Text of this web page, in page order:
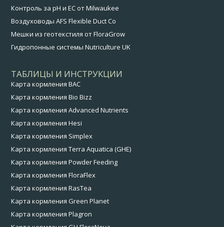
Контроль за pH и EC от Milwaukee
Воздуховоды AFS Flexible Duct Co
Мешки из геотекстиля от FloraGrow
Гидропонные системы Nutriculture UK
ТАБЛИЦЫ И ИНСТРУКЦИИ
Карта кормления BAC
Карта кормления Bio Bizz
Карта кормления Advanced Nutrients
Карта кормления Hesi
Карта кормления Simplex
Карта кормления Terra Aquatica (GHE)
Карта кормления Powder Feeding
Карта кормления FloraFlex
Карта кормления RasTea
Карта кормления Green Planet
Карта кормления Plagron